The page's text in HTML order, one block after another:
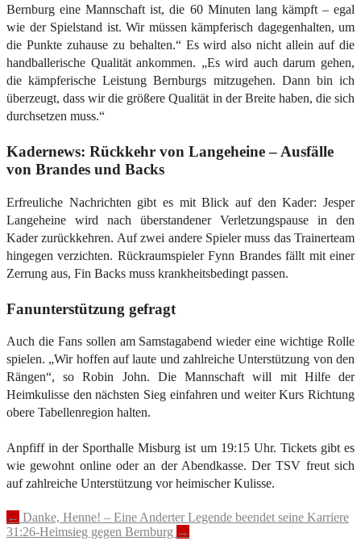
Bernburg eine Mannschaft ist, die 60 Minuten lang kämpft – egal
wie der Spielstand ist. Wir müssen kämpferisch dagegenhalten, um
die Punkte zuhause zu behalten.“ Es wird also nicht allein auf die
handballerische Qualität ankommen. „Es wird auch darum gehen,
die kämpferische Leistung Bernburgs mitzugehen. Dann bin ich
überzeugt, dass wir die größere Qualität in der Breite haben, die sich
durchsetzen muss.“
Kadernews: Rückkehr von Langeheine – Ausfälle
von Brandes und Backs
Erfreuliche Nachrichten gibt es mit Blick auf den Kader: Jesper
Langeheine wird nach überstandener Verletzungspause in den
Kader zurückkehren. Auf zwei andere Spieler muss das Trainerteam
hingegen verzichten. Rückraumspieler Fynn Brandes fällt mit einer
Zerrung aus, Fin Backs muss krankheitsbedingt passen.
Fanunterstützung gefragt
Auch die Fans sollen am Samstagabend wieder eine wichtige Rolle
spielen. „Wir hoffen auf laute und zahlreiche Unterstützung von den
Rängen“, so Robin John. Die Mannschaft will mit Hilfe der
Heimkulisse den nächsten Sieg einfahren und weiter Kurs Richtung
obere Tabellenregion halten.
Anpfiff in der Sporthalle Misburg ist um 19:15 Uhr. Tickets gibt es
wie gewohnt online oder an der Abendkasse. Der TSV freut sich
auf zahlreiche Unterstützung vor heimischer Kulisse.
Post
← Danke, Henne! – Eine Anderter Legende beendet seine Karriere
31:26-Heimsieg gegen Bernburg →